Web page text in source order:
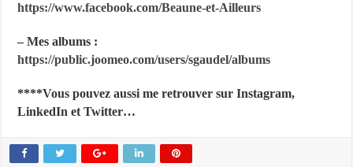
https://www.facebook.com/Beaune-et-Ailleurs
– Mes albums :
https://public.joomeo.com/users/sgaudel/albums
****Vous pouvez aussi me retrouver sur Instagram,
LinkedIn et Twitter…